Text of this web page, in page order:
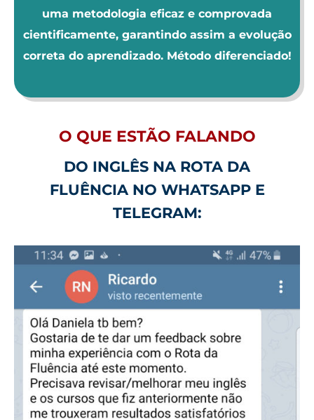
uma metodologia eficaz e comprovada
cientificamente, garantindo assim a evolução
correta do aprendizado. Método diferenciado!
O QUE ESTÃO FALANDO
DO INGLÊS NA ROTA DA
FLUÊNCIA NO WHATSAPP E
TELEGRAM: